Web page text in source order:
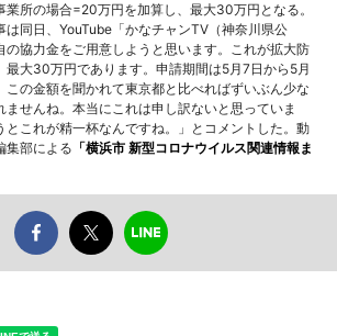
業所の場合=20万円を加算し、最大30万円となる。
は同日、YouTube「かなチャンTV（神奈川県公
の協力金をご用意しようと思います。これが拡大防
最大30万円であります。申請期間は5月7日から5月
この金額を聞かれて東京都と比べればずいぶん少な
ませんね。本当にこれは申し訳ないと思っていま
とこれが精一杯なんですね。」とコメントした。動
集部による 「横浜市 新型コロナウイルス関連情報ま